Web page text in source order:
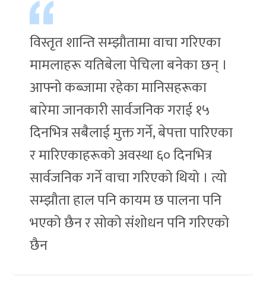
विस्तृत शान्ति सम्झौतामा वाचा गरिएका
मामलाहरू यतिबेला पेचिला बनेका छन् ।
आफ्नो कब्जामा रहेका मानिसहरूका
बारेमा जानकारी सार्वजनिक गराई १५
दिनभित्र सबैलाई मुक्त गर्ने, बेपत्ता पारिएका
र मारिएकाहरूको अवस्था ६० दिनभित्र
सार्वजनिक गर्ने वाचा गरिएको थियो । त्यो
सम्झौता हाल पनि कायम छ पालना पनि
भएको छैन र सोको संशोधन पनि गरिएको
छैन